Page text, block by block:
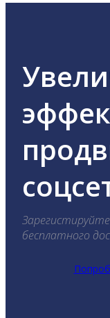
бесплатного